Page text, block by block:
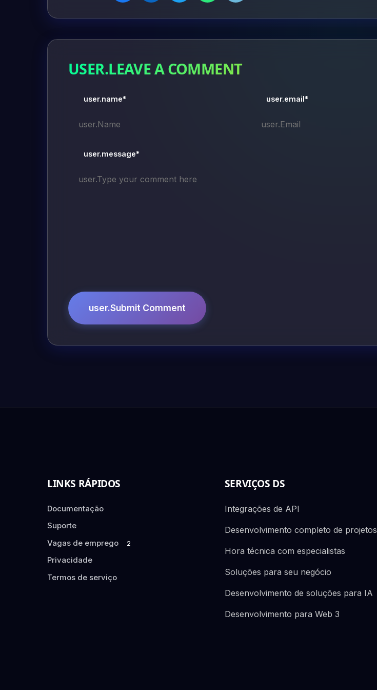
USER.LEAVE A COMMENT
user.name* user.email*
user.message*
user.Submit Comment
LINKS RÁPIDOS
Documentação
Suporte
Vagas de emprego
2
Privacidade
Termos de serviço
SERVIÇOS DS
Integrações de API
Desenvolvimento completo de projetos
Hora técnica com especialistas
Soluções para seu negócio
Desenvolvimento de soluções para IA
Desenvolvimento para Web 3